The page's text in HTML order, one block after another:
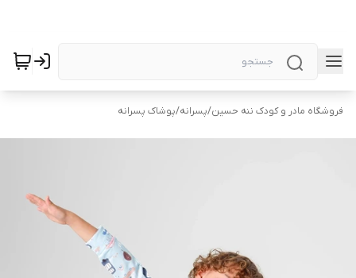
فروشگاه مادر و کودک ننه حسین/پسرانه/پوشاک پسرانه